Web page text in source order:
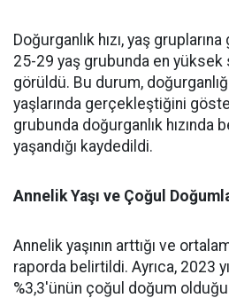
Doğurganlık hızı, yaş
25-29 yaş grubunda en
görüldü. Bu durum,
yaşlarında gerçekleştiğini
grubunda doğurganlık hızında
yaşandığı kaydedildi.
Annelik Yaşı ve Çoğul
Annelik yaşının arttığı ve
raporda belirtildi. Ayrıca, 2023
%3,3'ünün çoğul doğum